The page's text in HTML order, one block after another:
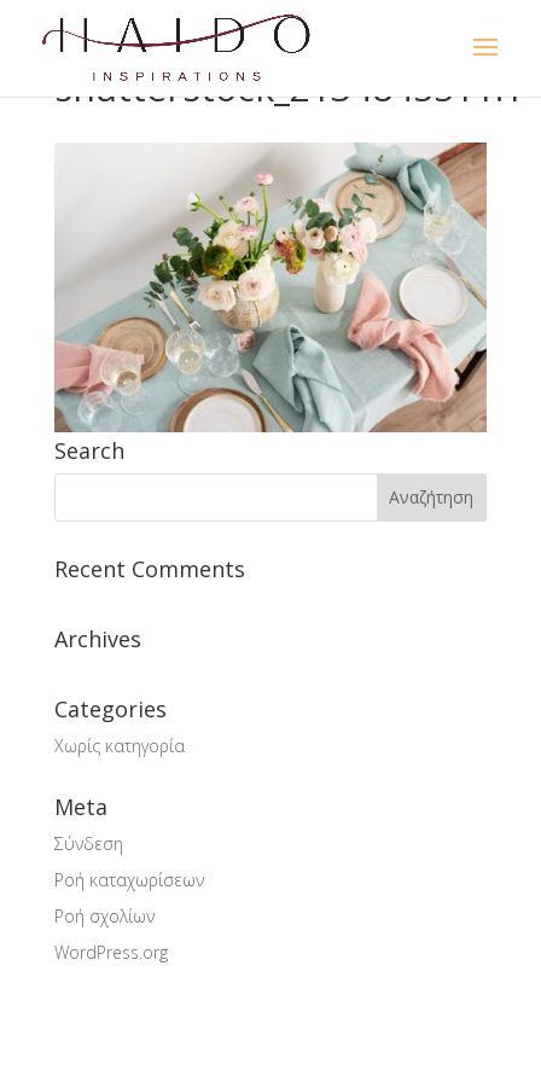
shutterstock_2134845511.1
Search
Recent Comments
Archives
Categories
Χωρίς κατηγορία
Meta
Σύνδεση
Ροή καταχωρίσεων
Ροή σχολίων
WordPress.org